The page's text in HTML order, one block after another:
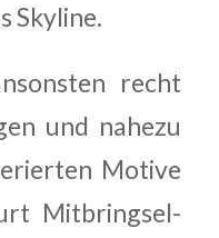
Skyline.
recht
und nahezu
Motive
Mitbringsel-